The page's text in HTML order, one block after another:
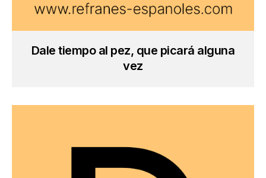
Dale tiempo al pez, que picará alguna
vez